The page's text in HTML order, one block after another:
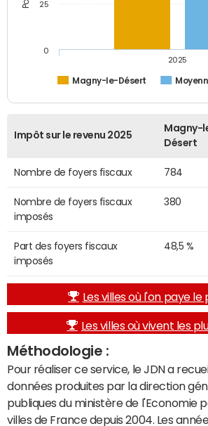
Magny-le-Désert
2025
0
25
Impôt sur le revenu 2025
Magny-
Désert
Nombre de foyers fiscaux 784
Nombre de foyers fiscaux
imposés
380
Part des foyers fiscaux
imposés
48,5 %
Les villes où l'on paye le
Les villes où vivent les
Méthodologie :
Pour réaliser ce service, le JDN a
données produites par la direction
publiques du ministère de l'Economie
villes de France depuis 2004. Les